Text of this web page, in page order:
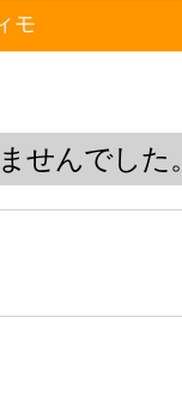
モ
せんでした。